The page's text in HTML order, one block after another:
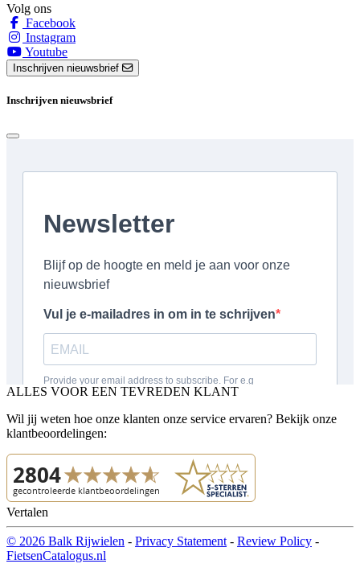
Volg ons
Facebook
Instagram
Youtube
Inschrijven nieuwsbrief
Inschrijven nieuwsbrief
ALLES VOOR EEN TEVREDEN KLANT
Wil jij weten hoe onze klanten onze service ervaren? Bekijk onze
klantbeoordelingen:
Vertalen
© 2026 Balk Rijwielen - Privacy Statement - Review Policy -
FietsenCatalogus.nl